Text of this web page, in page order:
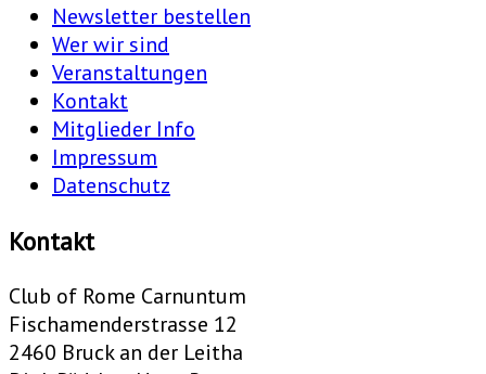
Newsletter bestellen
Wer wir sind
Veranstaltungen
Kontakt
Mitglieder Info
Impressum
Datenschutz
Kontakt
Club of Rome Carnuntum
Fischamenderstrasse 12
2460 Bruck an der Leitha